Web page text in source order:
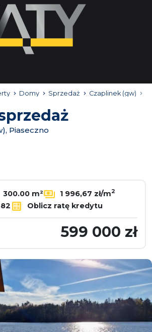
Domy Sprzedaż Czaplinek (gw)
Piaseczno
300.00 m² 1 996,67 zł/m2
Oblicz ratę kredytu
599 000 zł